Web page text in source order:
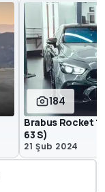
184
Brabus Rocket
63 S)
21 Şub 2024